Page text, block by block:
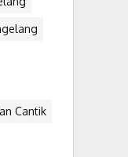
Cantik